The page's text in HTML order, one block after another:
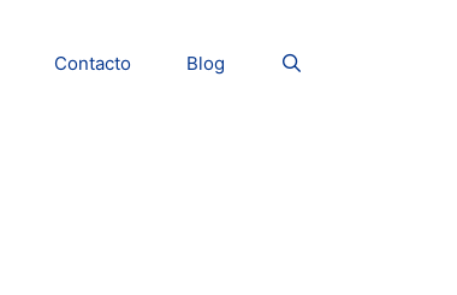
Contacto Blog